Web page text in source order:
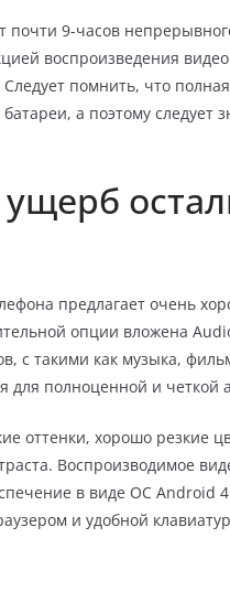
9-часов
воспроизведения видео
помнить, что
а поэтому следует
ущерб
предлагает очень
опции вложена
с такими как музыка,
для полноценной и четкой
оттенки, хорошо резкие
Воспроизводимое
в виде ОС Аndrоid
и удобной